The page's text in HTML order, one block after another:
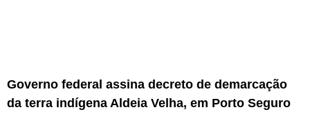
Governo federal assina decreto de demarcação
da terra indígena Aldeia Velha, em Porto Seguro